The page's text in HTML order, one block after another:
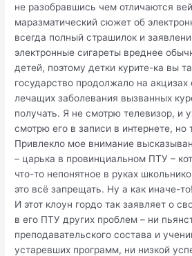
не разобравшись чем отличаются
маразматический сюжет об
всегда полный страшилок и
электронные сигареты вреднее
детей, поэтому детки курите-ка вы
государство продолжало на акцизах
лечащих заболевания вызванных
получать. Я не смотрю телевизор, и
смотрю его в записи в интернете, но
Привлекло мое внимание
– царька в провинциальном ПТУ –
что-то непонятное в руках
это всё запрещать. Ну а как иначе-
И этот клоун гордо так заявляет о
в его ПТУ других проблем – ни
преподавательского состава и
устаревших программ, ни низкой